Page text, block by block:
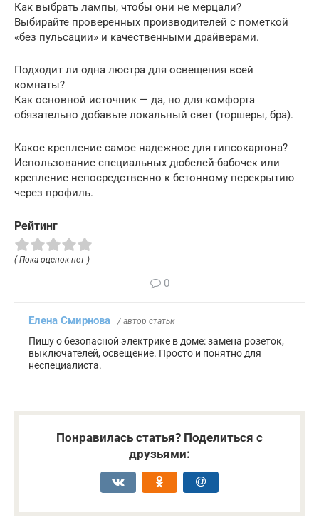
Как выбрать лампы, чтобы они не мерцали?
Выбирайте проверенных производителей с пометкой
«без пульсации» и качественными драйверами.
Подходит ли одна люстра для освещения всей
комнаты?
Как основной источник — да, но для комфорта
обязательно добавьте локальный свет (торшеры, бра).
Какое крепление самое надежное для гипсокартона?
Использование специальных дюбелей-бабочек или
крепление непосредственно к бетонному перекрытию
через профиль.
Рейтинг
( Пока оценок нет )
0
Елена Смирнова / автор статьи
Пишу о безопасной электрике в доме: замена розеток,
выключателей, освещение. Просто и понятно для
неспециалиста.
Понравилась статья? Поделиться с
друзьями: